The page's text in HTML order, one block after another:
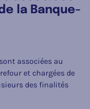
la Banque-
associées au
et chargées de
des finalités